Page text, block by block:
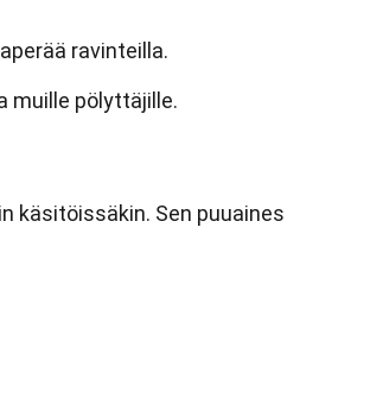
ravinteilla.
muille pölyttäjille.
käsitöissäkin. Sen puuaines